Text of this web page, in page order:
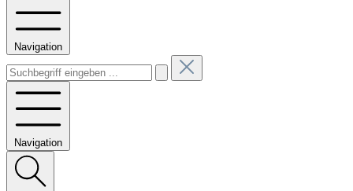
Navigation
Navigation